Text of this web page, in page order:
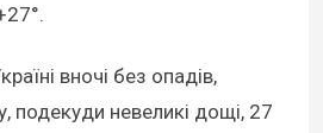
вночі без опадів,
подекуди невеликі дощі, 27